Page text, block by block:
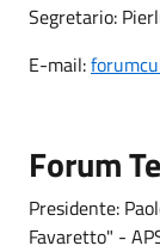
Segretario:
E-mail:
Forum
Presidente:
Favaretto" -